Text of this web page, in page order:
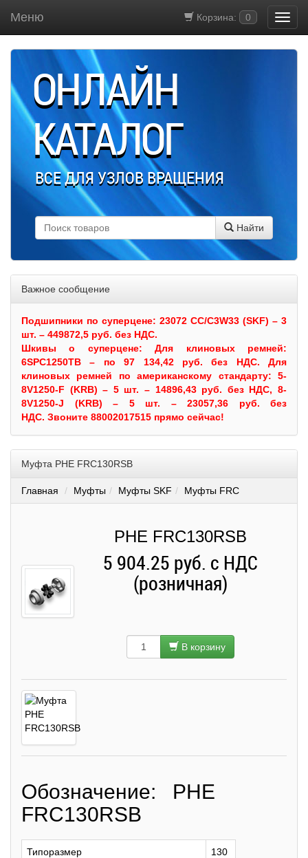
Корзина: 0
Меню
ОНЛАЙН
КАТАЛОГ
ВСЕ ДЛЯ УЗЛОВ ВРАЩЕНИЯ
Найти
Важное сообщение
Подшипники по суперцене: 23072 CC/C3W33 (SKF) – 3
шт. – 449872,5 руб. без НДС.
Шкивыо суперцене:Для клиновых ремней:
6SPC1250TB – по 97 134,42 руб. без НДС. Для
клиновых ремней по американскому стандарту: 5-
8V1250-F (KRB) – 5 шт. – 14896,43 руб. без НДС, 8-
8V1250-J (KRB) – 5 шт. – 23057,36 руб. без
НДС. Звоните 88002017515 прямо сейчас!
Муфта PHE FRC130RSB
Главная Муфты Муфты SKF Муфты FRC
PHE FRC130RSB
5 904.25 руб. с НДС
(розничная)
В корзину
Обозначение: PHE
FRC130RSB
Типоразмер 130